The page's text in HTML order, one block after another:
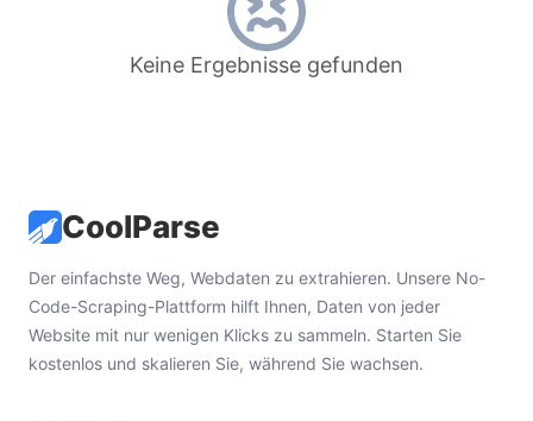
Keine Ergebnisse gefunden
CoolParse
Der einfachste Weg, Webdaten zu extrahieren. Unsere No-
Code-Scraping-Plattform hilft Ihnen, Daten von jeder
Website mit nur wenigen Klicks zu sammeln. Starten Sie
kostenlos und skalieren Sie, während Sie wachsen.